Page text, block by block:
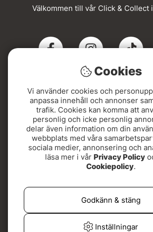
Välkommen till vår Click & Collect
Click & Collect
Beställ online och hämta din order i
fått SMS. Snabbt, smidigt och med
utbud av flugfiskeutrustning!
Adressen hittar du här:
Kontovägen 5, 175 62 Järfälla
Mer om Fishline
Cookies
Vi använder cookies och
anpassa innehåll och annonser
trafik. Cookies kan komma att
personlig och icke personlig
delar även information om din
webbplats med våra
sociala medier, annonsering och
läsa mer i vår Privacy Policy
Cookiepolicy.
Inställningar
Godkänn & stäng